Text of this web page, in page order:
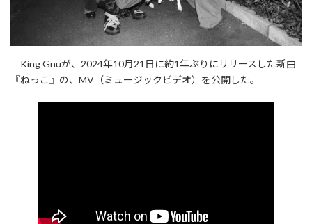
King Gnuが、2024年10月21日に約1年ぶりにリリースした新曲
『ねっこ』の、MV（ミュージックビデオ）を公開した。